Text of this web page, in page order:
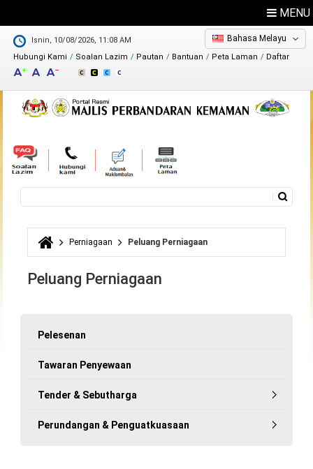
MENU
Isnin, 10/08/2026, 11:08 AM
Hubungi Kami
Maklum Balas
Direktori
Soalan Lazim Pautan Bantuan Peta Laman Daftar
Bahasa Melayu
Borang carian
Anda di sini
Perniagaan Peluang Perniagaan
Peluang Perniagaan
Pelesenan
Tawaran Penyewaan
Tender & Sebutharga
Perundangan & Penguatkuasaan